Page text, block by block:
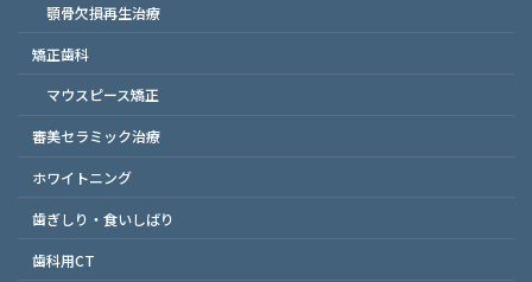
顎骨欠損再生治療
矯正歯科
マウスピース矯正
審美セラミック治療
ホワイトニング
歯ぎしり・食いしばり
歯科用CT